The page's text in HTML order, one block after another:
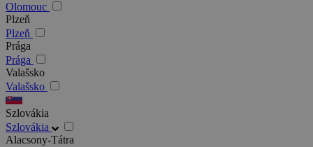
Olomouc
Plzeň
Plzeň
Prága
Prága
Valašsko
Valašsko
Szlovákia
Szlovákia
Alacsony-Tátra